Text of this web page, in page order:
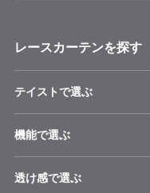
レースカーテンを探す
テイストで選ぶ
機能で選ぶ
透け感で選ぶ